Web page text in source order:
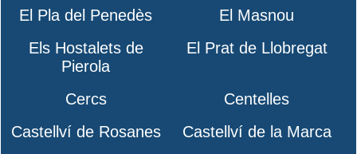
El Pla del Penedès
El Masnou
Els Hostalets de
Pierola
El Prat de Llobregat
Cercs
Centelles
Castellví de Rosanes
Castellví de la Marca